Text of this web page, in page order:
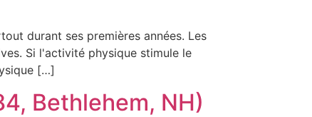
durant ses premières années. Les
Si l'activité physique stimule le
[…]
Bethlehem, NH)